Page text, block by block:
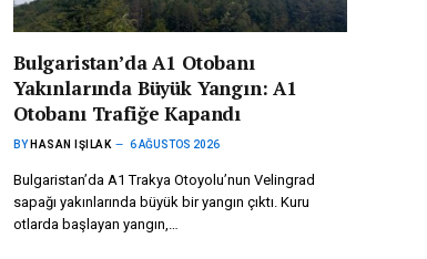
Bulgaristan’da A1 Otobanı
Yakınlarında Büyük Yangın: A1
Otobanı Trafiğe Kapandı
BY HASAN IŞILAK 6 AĞUSTOS 2026
Bulgaristan’da A1 Trakya Otoyolu’nun Velingrad
sapağı yakınlarında büyük bir yangın çıktı. Kuru
otlarda başlayan yangın,…